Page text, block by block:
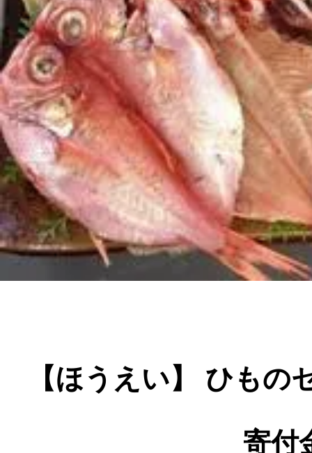
よく見られている返礼品
ふるさと納税徹底比較
寄付上限額シミュレーション
給与所得者版
個人事業・フリーランス
【ほうえい】 ひもの
寄付